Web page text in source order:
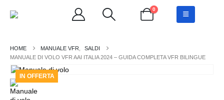
0
MANUALE VFR
SALDI
MANUALE DI VOLO VFR AAI ITALIA 2024 – GUIDA COMPLETA VFR BILINGUE
IN OFFERTA